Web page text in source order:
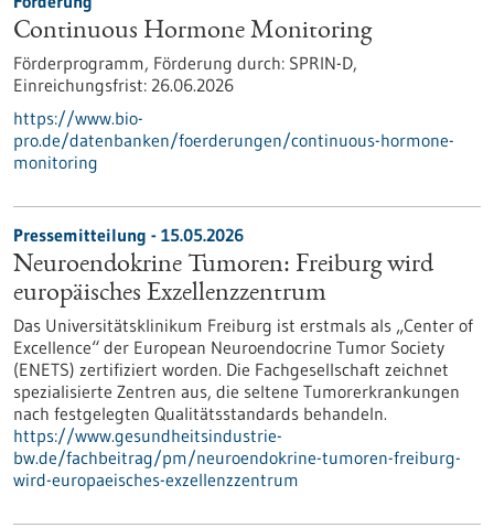
Continuous Hormone Monitoring
Förderprogramm, Förderung durch: SPRIN-D,
Einreichungsfrist: 26.06.2026
https://www.bio-
pro.de/datenbanken/foerderungen/continuous-hormone-
monitoring
Pressemitteilung - 15.05.2026
Neuroendokrine Tumoren: Freiburg wird
europäisches Exzellenzzentrum
Das Universitätsklinikum Freiburg ist erstmals als „Center of
Excellence“ der European Neuroendocrine Tumor Society
(ENETS) zertifiziert worden. Die Fachgesellschaft zeichnet
spezialisierte Zentren aus, die seltene Tumorerkrankungen
nach festgelegten Qualitätsstandards behandeln.
https://www.gesundheitsindustrie-
bw.de/fachbeitrag/pm/neuroendokrine-tumoren-freiburg-
wird-europaeisches-exzellenzzentrum